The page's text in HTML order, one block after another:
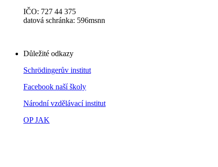
IČO: 727 44 375
datová schránka: 596msnn
Důležité odkazy
Schrödingerův institut
Facebook naší školy
Národní vzdělávací institut
OP JAK